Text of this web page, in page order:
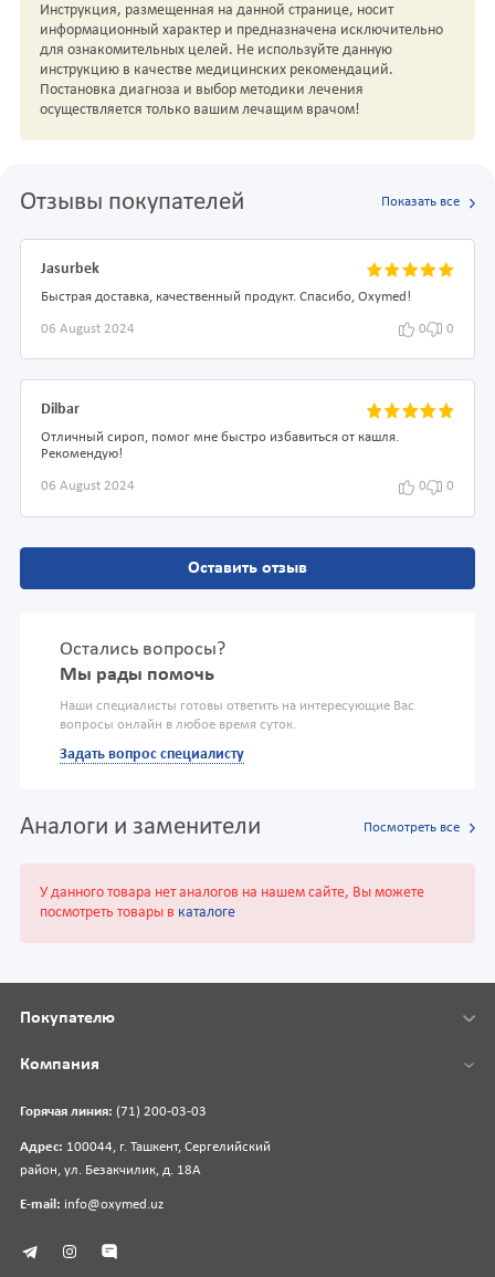
Инструкция, размещенная на данной странице, носит
информационный характер и предназначена исключительно
для ознакомительных целей. Не используйте данную
инструкцию в качестве медицинских рекомендаций.
Постановка диагноза и выбор методики лечения
осуществляется только вашим лечащим врачом!
Отзывы покупателей Показать все
Jasurbek
Быстрая доставка, качественный продукт. Спасибо, Oxymed!
06 August 2024 0 0
Dilbar
Отличный сироп, помог мне быстро избавиться от кашля.
Рекомендую!
06 August 2024 0 0
Оставить отзыв
Остались вопросы?
Мы рады помочь
Наши специалисты готовы ответить на интересующие Вас
вопросы онлайн в любое время суток.
Задать вопрос специалисту
Аналоги и заменители Посмотреть все
У данного товара нет аналогов на нашем сайте, Вы можете
посмотреть товары в каталоге
Горячая линия: (71) 200-03-03
Адрес: 100044, г. Ташкент, Сергелийский
район, ул. Безакчилик, д. 18А
E-mail: info@oxymed.uz
Покупателю
Компания